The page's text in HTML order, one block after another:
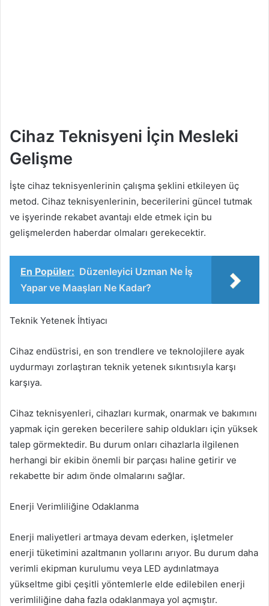
Cihaz Teknisyeni İçin Mesleki
Gelişme
İşte cihaz teknisyenlerinin çalışma şeklini etkileyen üç
metod. Cihaz teknisyenlerinin, becerilerini güncel tutmak
ve işyerinde rekabet avantajı elde etmek için bu
gelişmelerden haberdar olmaları gerekecektir.
En Popüler: Düzenleyici Uzman Ne İş
Yapar ve Maaşları Ne Kadar?
Teknik Yetenek İhtiyacı
Cihaz endüstrisi, en son trendlere ve teknolojilere ayak
uydurmayı zorlaştıran teknik yetenek sıkıntısıyla karşı
karşıya.
Cihaz teknisyenleri, cihazları kurmak, onarmak ve bakımını
yapmak için gereken becerilere sahip oldukları için yüksek
talep görmektedir. Bu durum onları cihazlarla ilgilenen
herhangi bir ekibin önemli bir parçası haline getirir ve
rekabette bir adım önde olmalarını sağlar.
Enerji Verimliliğine Odaklanma
Enerji maliyetleri artmaya devam ederken, işletmeler
enerji tüketimini azaltmanın yollarını arıyor. Bu durum daha
verimli ekipman kurulumu veya LED aydınlatmaya
yükseltme gibi çeşitli yöntemlerle elde edilebilen enerji
verimliliğine daha fazla odaklanmaya yol açmıştır.